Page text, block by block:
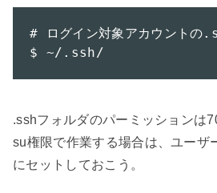
# ログイン対象アカウントの
$ ~/.ssh/
.sshフォルダのパーミッションは
su権限で作業する場合は、ユーザ
にセットしておこう。